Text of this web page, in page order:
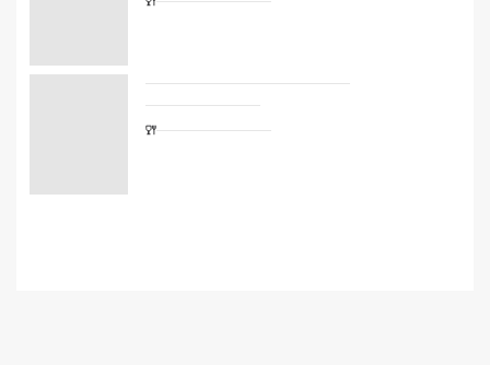
Сетевые отели Египта
Сетевые отели ОАЭ